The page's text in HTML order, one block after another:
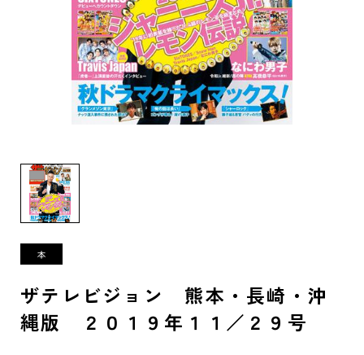
ザテレビジョン 熊本・長崎・沖
縄版 ２０１９年１１／２９号